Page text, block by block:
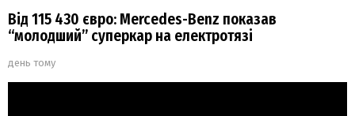
Від 115 430 євро: Mercedes-Benz показав
“молодший” суперкар на електротязі
день тому